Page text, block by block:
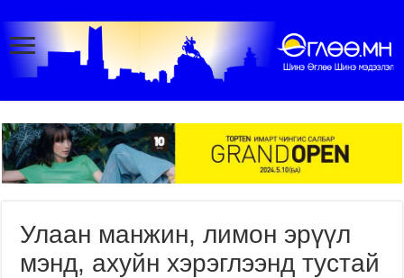
Улаан манжин, лимон эрүүл
мэнд, ахуйн хэрэглээнд тустай